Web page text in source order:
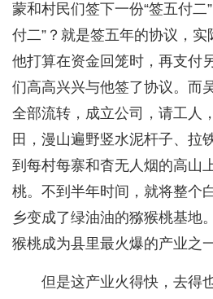
蒙和村民们签下一份“签五付二
付二”？就是签五年的协议，实
他打算在资金回笼时，再支付
们高高兴兴与他签了协议。而
全部流转，成立公司，请工人
田，漫山遍野竖水泥杆子、拉
到每村每寨和杳无人烟的高山
桃。不到半年时间，就将整个
乡变成了绿油油的猕猴桃基地
猴桃成为县里最火爆的产业之一
但是这产业火得快，去得